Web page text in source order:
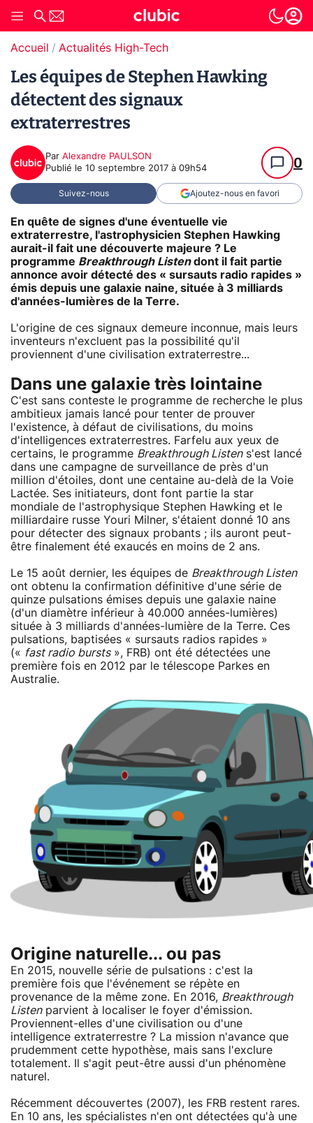
Accueil Actualités High-Tech
Les équipes de Stephen Hawking
détectent des signaux
extraterrestres
Par Alexandre PAULSON
Publié le 10 septembre 2017 à 09h54 0
Suivez-nous Ajoutez-nous en favori
En quête de signes d'une éventuelle vie
extraterrestre, l'astrophysicien Stephen Hawking
aurait-il fait une découverte majeure ? Le
programme Breakthrough Listendont il fait partie
annonce avoir détecté des « sursauts radio rapides »
émis depuis une galaxie naine, située à 3 milliards
d'années-lumières de la Terre.
L'origine de ces signaux demeure inconnue, mais leurs
inventeurs n'excluent pas la possibilité qu'il
proviennent d'une civilisation extraterrestre...
Dans une galaxie très lointaine
C'est sans conteste le programme de recherche le plus
ambitieux jamais lancé pour tenter de prouver
l'existence, à défaut de civilisations, du moins
d'intelligences extraterrestres. Farfelu aux yeux de
certains, le programme Breakthrough Listens'est lancé
dans une campagne de surveillance de près d'un
million d'étoiles, dont une centaine au-delà de la Voie
Lactée. Ses initiateurs, dont font partie la star
mondiale de l'astrophysique Stephen Hawking et le
milliardaire russe Youri Milner, s'étaient donné 10 ans
pour détecter des signaux probants ; ils auront peut-
être finalement été exaucés en moins de 2 ans.
Le 15 août dernier, les équipes de Breakthrough Listen
ont obtenu la confirmation définitive d'une série de
quinze pulsations émises depuis une galaxie naine
(d'un diamètre inférieur à 40.000 années-lumières)
située à 3 milliards d'années-lumière de la Terre. Ces
pulsations, baptisées « sursauts radios rapides »
(« fast radio bursts», FRB) ont été détectées une
première fois en 2012 par le télescope Parkes en
Australie.
Origine naturelle... ou pas
En 2015, nouvelle série de pulsations : c'est la
première fois que l'événement se répète en
provenance de la même zone. En 2016, Breakthrough
Listenparvient à localiser le foyer d'émission.
Proviennent-elles d'une civilisation ou d'une
intelligence extraterrestre ? La mission n'avance que
prudemment cette hypothèse, mais sans l'exclure
totalement. Il s'agit peut-être aussi d'un phénomène
naturel.
Récemment découvertes (2007), les FRB restent rares.
En 10 ans, les spécialistes n'en ont détectées qu'à une